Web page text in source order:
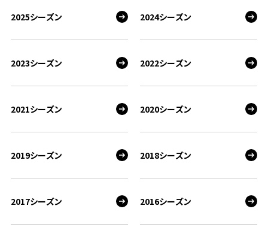
2025シーズン 2024シーズン
2023シーズン 2022シーズン
2021シーズン 2020シーズン
2019シーズン 2018シーズン
2017シーズン 2016シーズン